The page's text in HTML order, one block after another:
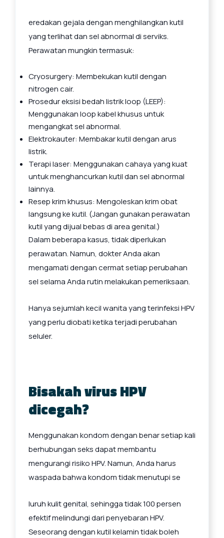
eredakan gejala dengan menghilangkan kutil
yang terlihat dan sel abnormal di serviks.
Perawatan mungkin termasuk:
Cryosurgery: Membekukan kutil dengan
nitrogen cair.
Prosedur eksisi bedah listrik loop (LEEP):
Menggunakan loop kabel khusus untuk
mengangkat sel abnormal.
Elektrokauter: Membakar kutil dengan arus
listrik.
Terapi laser: Menggunakan cahaya yang kuat
untuk menghancurkan kutil dan sel abnormal
lainnya.
Resep krim khusus: Mengoleskan krim obat
langsung ke kutil. (Jangan gunakan perawatan
kutil yang dijual bebas di area genital.)
Dalam beberapa kasus, tidak diperlukan
perawatan. Namun, dokter Anda akan
mengamati dengan cermat setiap perubahan
sel selama Anda rutin melakukan pemeriksaan.
Hanya sejumlah kecil wanita yang terinfeksi HPV
yang perlu diobati ketika terjadi perubahan
seluler.
Bisakah virus HPV
dicegah?
Menggunakan kondom dengan benar setiap kali
berhubungan seks dapat membantu
mengurangi risiko HPV. Namun, Anda harus
waspada bahwa kondom tidak menutupi se
luruh kulit genital, sehingga tidak 100 persen
efektif melindungi dari penyebaran HPV.
Seseorang dengan kutil kelamin tidak boleh